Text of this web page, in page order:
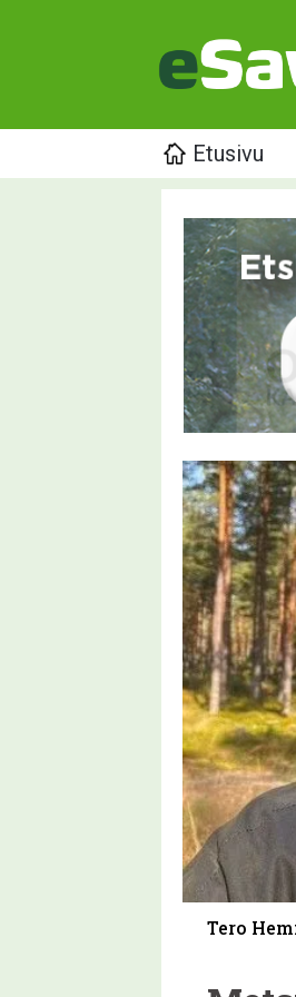
Etusivu
Tero